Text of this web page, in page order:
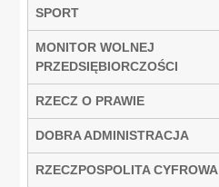
SPORT
MONITOR WOLNEJ
PRZEDSIĘBIORCZOŚCI
RZECZ O PRAWIE
DOBRA ADMINISTRACJA
RZECZPOSPOLITA CYFROWA